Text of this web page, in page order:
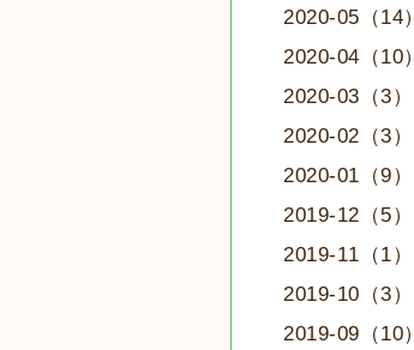
2020-05（14）
2020-04（10）
2020-03（3）
2020-02（3）
2020-01（9）
2019-12（5）
2019-11（1）
2019-10（3）
2019-09（10）